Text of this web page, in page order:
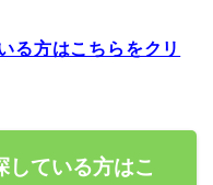
る方はこちらをクリ
している方はこ